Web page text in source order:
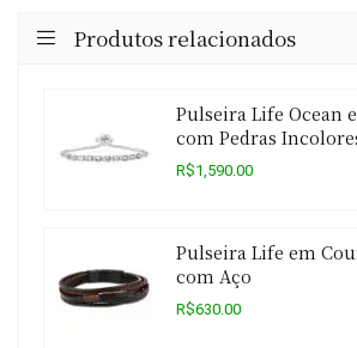
Produtos relacionados
Pulseira Life Ocean
com Pedras
R$1,590.00
Pulseira Life em
com Aço
R$630.00